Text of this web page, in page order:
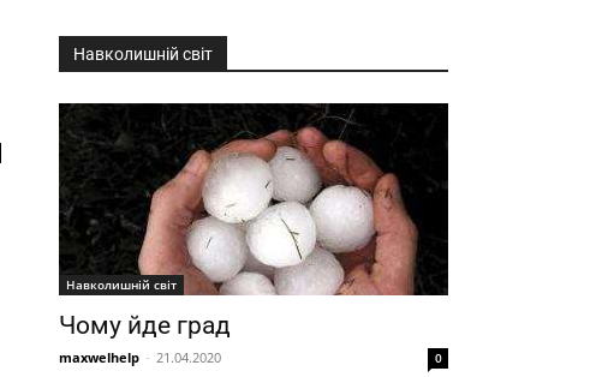
Навколишній світ
Навколишній світ
Чому йде град
maxwelhelp - 21.04.2020 0